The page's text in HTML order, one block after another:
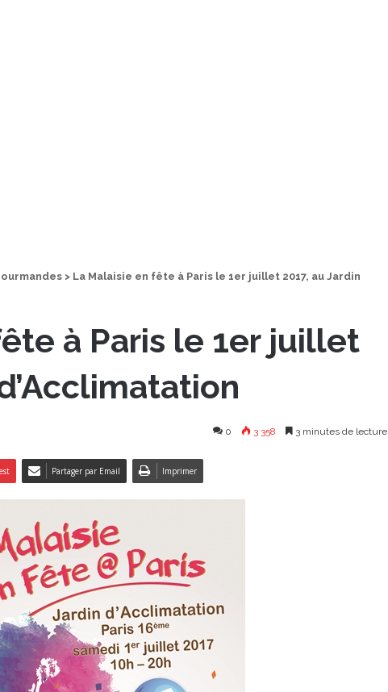
> La Malaisie en fête à Paris le 1er juillet 2017, au Jardin
à Paris le 1er juillet
0 3 358 3 minutes de lecture
Partager par Email Imprimer